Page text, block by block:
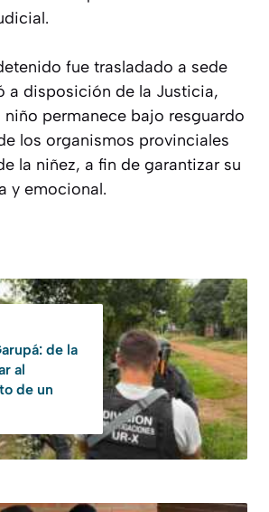
fue trasladado a sede
a disposición de la Justicia,
niño permanece bajo resguardo
los organismos provinciales
la niñez, a fin de garantizar su
y emocional.
de la
al
de un